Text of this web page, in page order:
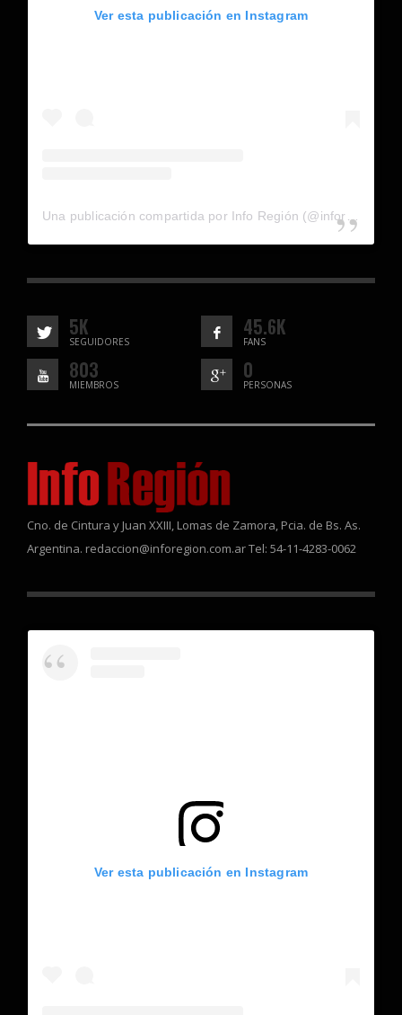
Ver esta publicación en Instagram
5K
SEGUIDORES
45.6K
FANS
803
MIEMBROS
0
PERSONAS
Cno. de Cintura y Juan XXIII, Lomas de Zamora, Pcia. de Bs. As.
Argentina. redaccion@inforegion.com.ar Tel: 54-11-4283-0062
Ver esta publicación en Instagram